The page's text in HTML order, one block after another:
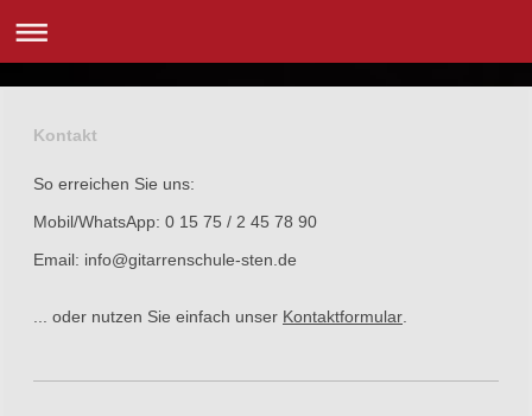
Kontakt
So erreichen Sie uns:
Mobil/WhatsApp: 0 15 75 / 2 45 78 90
Email: info@gitarrenschule-sten.de
... oder nutzen Sie einfach unser Kontaktformular